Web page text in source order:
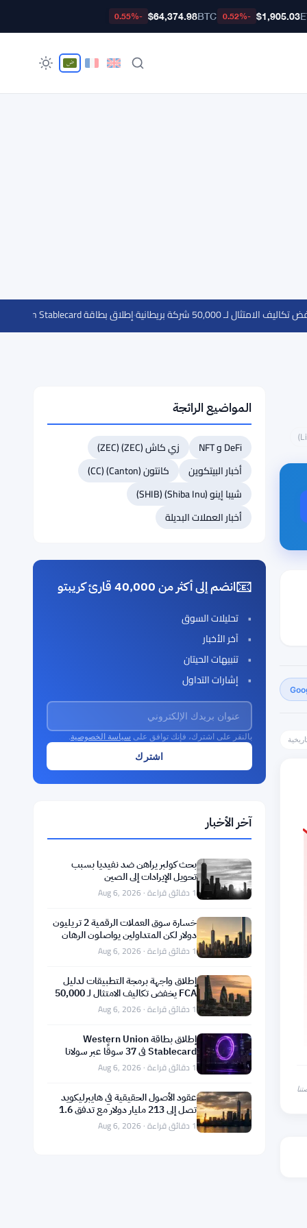
$1,905.03
-0.52%
BTC
$64,374.98
-0.55%
·إطلاق بطاقة Western Union Stablecard في 37 سوقًا عبر سولانا وفيزا
المواضيع الرائجة
DeFi و NFT
زي كاش (ZEC) (ZEC)
أخبار البيتكوين
كانتون (Canton) (CC)
شيبا إينو (Shiba Inu) (SHIB)
أخبار العملات البديلة
📧انضم إلى أكثر من 40,000 قارئ كريبتو
تحليلات السوق
آخر الأخبار
تنبيهات الحيتان
إشارات التداول
بالنقر على اشترك، فإنك توافق على سياسة الخصوصية.
آخر الأخبار
بحث كولبر يراهن ضد نفيديا بسبب
تحويل الإيرادات إلى الصين
1 دقائق قراءة · Aug 6, 2026
خسارة سوق العملات الرقمية 2 تريليون
دولار لكن المتداولين يواصلون الرهان
بالرافعة المالية1 دقائق قراءة · Aug 6, 2026
إطلاق واجهة برمجة التطبيقات لدليل
FCA يخفض تكاليف الامتثال لـ 50,000
شركة بريطانية1 دقائق قراءة · Aug 6, 2026
إطلاق بطاقة Western Union
Stablecard في 37 سوقًا عبر سولانا
وفيزا1 دقائق قراءة · Aug 6, 2026
عقود الأصول الحقيقية في هايبرليكويد
تصل إلى 213 مليار دولار مع تدفق 1.6
مليون حامل1 دقائق قراءة · Aug 6, 2026